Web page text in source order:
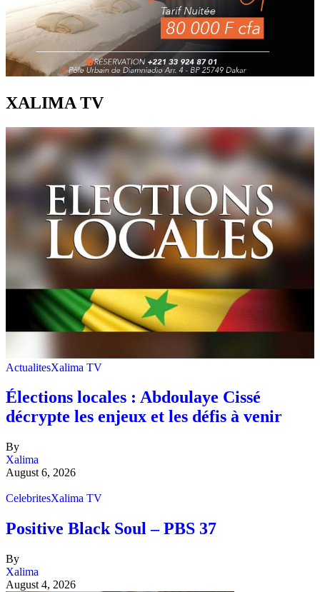
XALIMA TV
ActualitesXalima TV
Élections locales : Abdoulaye Cissé
décrypte les enjeux et les défis à venir
By
Xalima
August 6, 2026
CelebritesXalima TV
Positive Black Soul – PBS 37
By
Xalima
August 4, 2026